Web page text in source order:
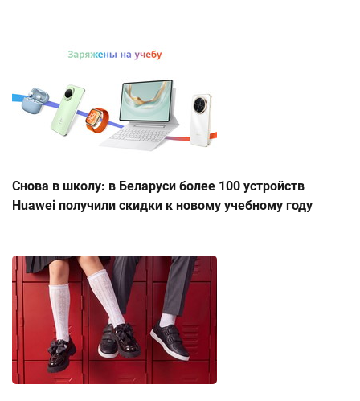
Снова в школу: в Беларуси более 100 устройств
Huawei получили скидки к новому учебному году